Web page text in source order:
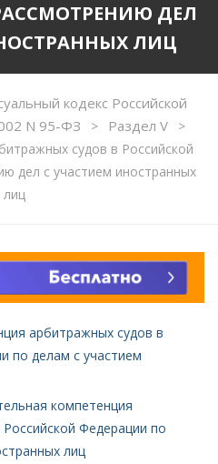
ДЕЛ
ЛИЦ
кодекс Российской
N 95-ФЗ
> Раздел V
>
судов в Российской
дел с участием иностранных
лиц
арбитражных судов в
по делам с участием
компетенция
Федерации по
лиц